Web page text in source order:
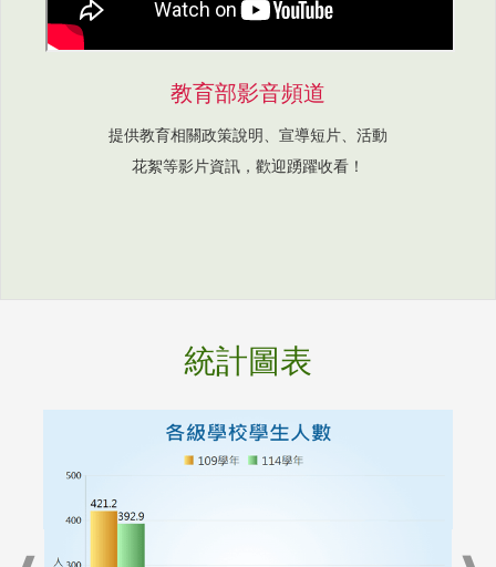
教育部影音頻道
提供教育相關政策說明、宣導短片、活動
花絮等影片資訊，歡迎踴躍收看！
統計圖表